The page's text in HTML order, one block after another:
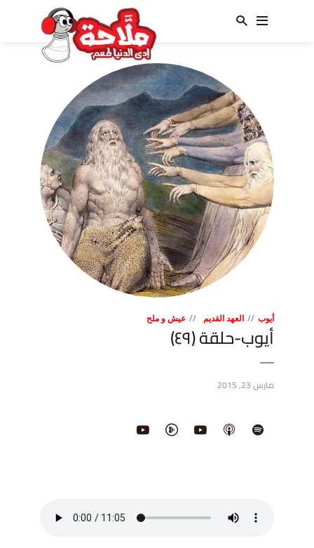
أيوب العهد القديم عيش و ملح
أيوب-حلقة (٤٩)
مارس 23, 2015